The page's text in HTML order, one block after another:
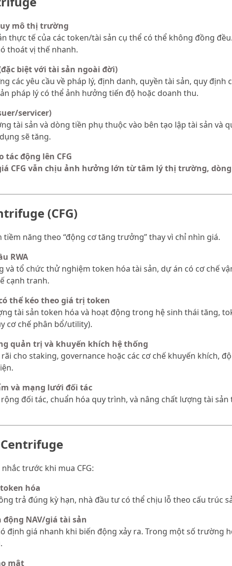
mô thị trường
thực tế của các token/tài sản cụ thể có thể không đồng
thoát vị thế nhanh.
biệt với tài sản ngoài đời)
các yêu cầu về pháp lý, định danh, quyền tài sản, quy định
pháp lý có thể ảnh hưởng tiến độ hoặc doanh thu.
servicer)
tài sản và dòng tiền phụ thuộc vào bên tạo lập tài sản và
sẽ tăng.
động lên CFG
CFG vẫn chịu ảnh hưởng lớn từ tâm lý thị trường,
(CFG)
tiềm năng theo “động cơ tăng trưởng” thay vì chỉ nhìn giá.
RWA
và tổ chức thử nghiệm token hóa tài sản, dự án có cơ chế
cạnh tranh.
thể kéo theo giá trị token
tài sản token hóa và hoạt động trong hệ sinh thái tăng,
cơ chế phân bổ/utility).
quản trị và khuyến khích hệ thống
cho staking, governance hoặc các cơ chế khuyến khích,
và mạng lưới đối tác
rộng đối tác, chuẩn hóa quy trình, và nâng chất lượng tài
trước khi mua CFG:
hóa
trả đúng kỳ hạn, nhà đầu tư có thể chịu lỗ theo cấu trúc
NAV/giá tài sản
định giá nhanh khi biến động xảy ra. Trong một số trường
mật